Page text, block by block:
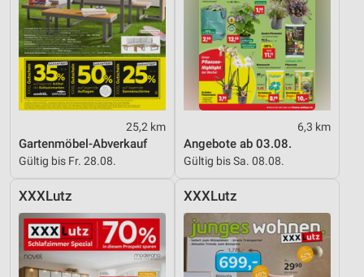
25,2 km
Gartenmöbel-Abverkauf
Gültig bis Fr. 28.08.
6,3 km
Angebote ab 03.08.
Gültig bis Sa. 08.08.
XXXLutz XXXLutz